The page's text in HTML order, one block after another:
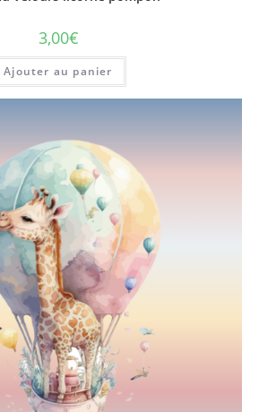
3,00€
Ajouter au panier